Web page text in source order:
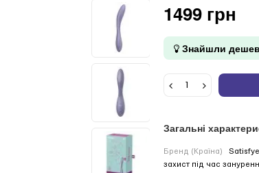
1499 грн
Знайшли
Загальні
Бренд (Країна)
захист під час